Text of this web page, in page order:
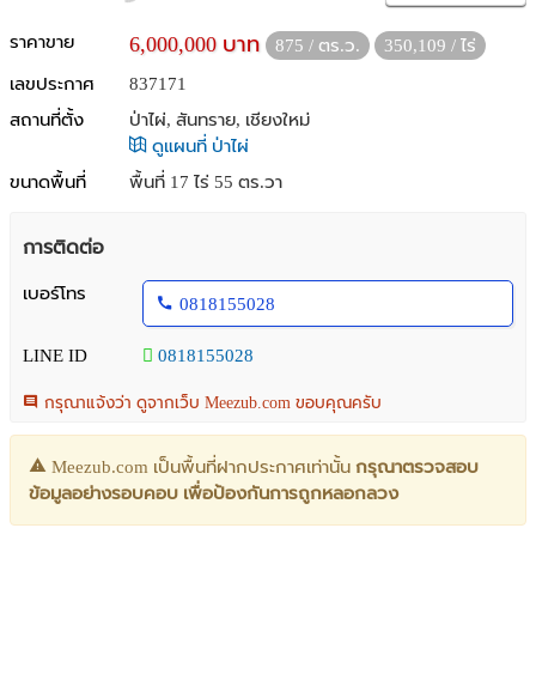
ราคาขาย 6,000,000 บาท 875 / ตร.ว.
350,109 / ไร่
เลขประกาศ
837171
สถานที่ตั้ง
ป่าไผ่, สันทราย, เชียงใหม่
ดูแผนที่ ป่าไผ่
ขนาดพื้นที่
พื้นที่ 17 ไร่ 55 ตร.วา
การติดต่อ
เบอร์โทร
0818155028
LINE ID 0818155028
กรุณาแจ้งว่า ดูจากเว็บ Meezub.com ขอบคุณครับ
Meezub.com เป็นพื้นที่ฝากประกาศเท่านั้น กรุณาตรวจสอบ
ข้อมูลอย่างรอบคอบ เพื่อป้องกันการถูกหลอกลวง